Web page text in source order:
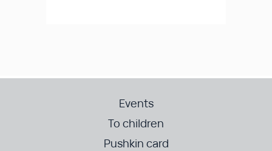
Events
To children
Pushkin card